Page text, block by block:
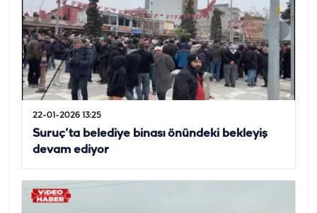
22-01-2026 13:25
Suruç’ta belediye binası önündeki bekleyiş
devam ediyor